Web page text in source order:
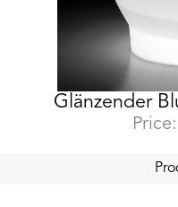
Glänzender
Price: